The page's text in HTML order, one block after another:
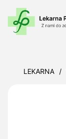
LEKARNA /